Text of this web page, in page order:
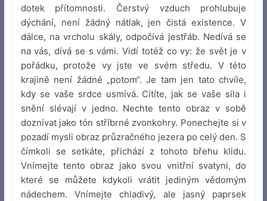
dotek přítomnosti. Čerstvý vzduch prohlubuje
dýchání, není žádný nátlak, jen čistá existence. V
dálce, na vrcholu skály, odpočívá jestřáb. Nedívá se
na vás, dívá se s vámi. Vidí totéž co vy: že svět je v
pořádku, protože vy jste ve svém středu. V této
krajině není žádné „potom“. Je tam jen tato chvíle,
kdy se vaše srdce usmívá. Cítíte, jak se vaše síla i
snění slévají v jedno. Nechte tento obraz v sobě
doznívat jako tón stříbrné zvonkohry. Ponechejte si v
pozadí mysli obraz průzračného jezera po celý den. S
čímkoli se setkáte, přichází z tohoto břehu klidu.
Vnímejte tento obraz jako svou vnitřní svatyni, do
které se můžete kdykoli vrátit jediným vědomým
nádechem. Vnímejte chladivý, ale jasný paprsek